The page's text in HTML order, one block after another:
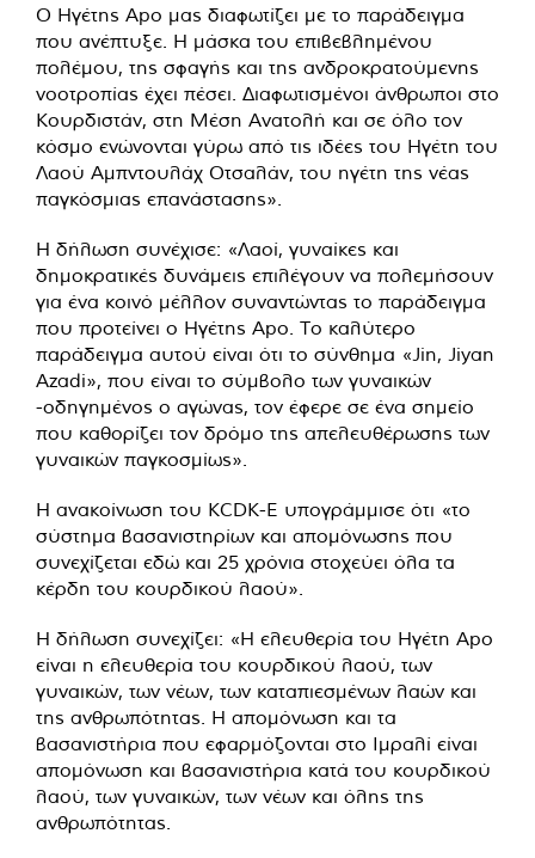
Ο Ηγέτης Apo μας διαφωτίζει με το παράδειγμα
που ανέπτυξε. Η μάσκα του επιβεβλημένου
πολέμου, της σφαγής και της ανδροκρατούμενης
νοοτροπίας έχει πέσει. Διαφωτισμένοι άνθρωποι στο
Κουρδιστάν, στη Μέση Ανατολή και σε όλο τον
κόσμο ενώνονται γύρω από τις ιδέες του Ηγέτη του
Λαού Αμπντουλάχ Οτσαλάν, του ηγέτη της νέας
παγκόσμιας επανάστασης».
Η δήλωση συνέχισε: «Λαοί, γυναίκες και
δημοκρατικές δυνάμεις επιλέγουν να πολεμήσουν
για ένα κοινό μέλλον συναντώντας το παράδειγμα
που προτείνει ο Ηγέτης Apo. Το καλύτερο
παράδειγμα αυτού είναι ότι το σύνθημα «Jin, Jiyan
Azadi», που είναι το σύμβολο των γυναικών
-οδηγημένος ο αγώνας, τον έφερε σε ένα σημείο
που καθορίζει τον δρόμο της απελευθέρωσης των
γυναικών παγκοσμίως».
Η ανακοίνωση του KCDK-E υπογράμμισε ότι «το
σύστημα βασανιστηρίων και απομόνωσης που
συνεχίζεται εδώ και 25 χρόνια στοχεύει όλα τα
κέρδη του κουρδικού λαού».
Η δήλωση συνεχίζει: «Η ελευθερία του Ηγέτη Apo
είναι η ελευθερία του κουρδικού λαού, των
γυναικών, των νέων, των καταπιεσμένων λαών και
της ανθρωπότητας. Η απομόνωση και τα
βασανιστήρια που εφαρμόζονται στο Ιμραλί είναι
απομόνωση και βασανιστήρια κατά του κουρδικού
λαού, των γυναικών, των νέων και όλης της
ανθρωπότητας.